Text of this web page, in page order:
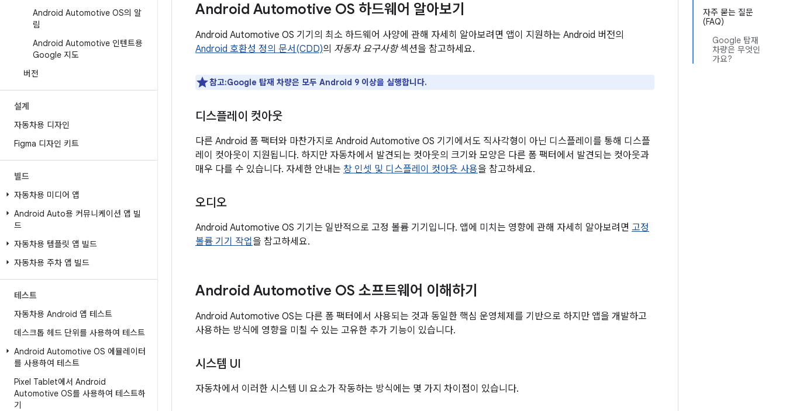
Android Automotive OS의 알
림
Android Automotive 인텐트용
Google 지도
버전
설계
자동차용 디자인
Figma 디자인 키트
빌드
자동차용 미디어 앱
Android Auto용 커뮤니케이션 앱 빌
드
자동차용 템플릿 앱 빌드
자동차용 주차 앱 빌드
테스트
자동차용 Android 앱 테스트
데스크톱 헤드 단위를 사용하여 테스트
Android Automotive OS 에뮬레이터
를 사용하여 테스트
Pixel Tablet에서 Android
Automotive OS를 사용하여 테스트하
기
자주 묻는 질문
(FAQ)
Google 탑재
차량은 무엇인
가요?
Android Automotive OS 하드웨어 알아보기
Android Automotive OS 기기의 최소 하드웨어 사양에 관해 자세히 알아보려면 앱이 지원하는 Android 버전의
Android 호환성 정의 문서(CDD)의 자동차 요구사항섹션을 참고하세요.
참고:Google 탑재 차량은 모두 Android 9 이상을 실행합니다.
디스플레이 컷아웃
다른 Android 폼 팩터와 마찬가지로 Android Automotive OS 기기에서도 직사각형이 아닌 디스플레이를 통해 디스플
레이 컷아웃이 지원됩니다. 하지만 자동차에서 발견되는 컷아웃의 크기와 모양은 다른 폼 팩터에서 발견되는 컷아웃과
매우 다를 수 있습니다. 자세한 안내는 창 인셋 및 디스플레이 컷아웃 사용을 참고하세요.
오디오
Android Automotive OS 기기는 일반적으로 고정 볼륨 기기입니다. 앱에 미치는 영향에 관해 자세히 알아보려면 고정
볼륨 기기 작업을 참고하세요.
Android Automotive OS 소프트웨어 이해하기
Android Automotive OS는 다른 폼 팩터에서 사용되는 것과 동일한 핵심 운영체제를 기반으로 하지만 앱을 개발하고
사용하는 방식에 영향을 미칠 수 있는 고유한 추가 기능이 있습니다.
시스템 UI
자동차에서 이러한 시스템 UI 요소가 작동하는 방식에는 몇 가지 차이점이 있습니다.